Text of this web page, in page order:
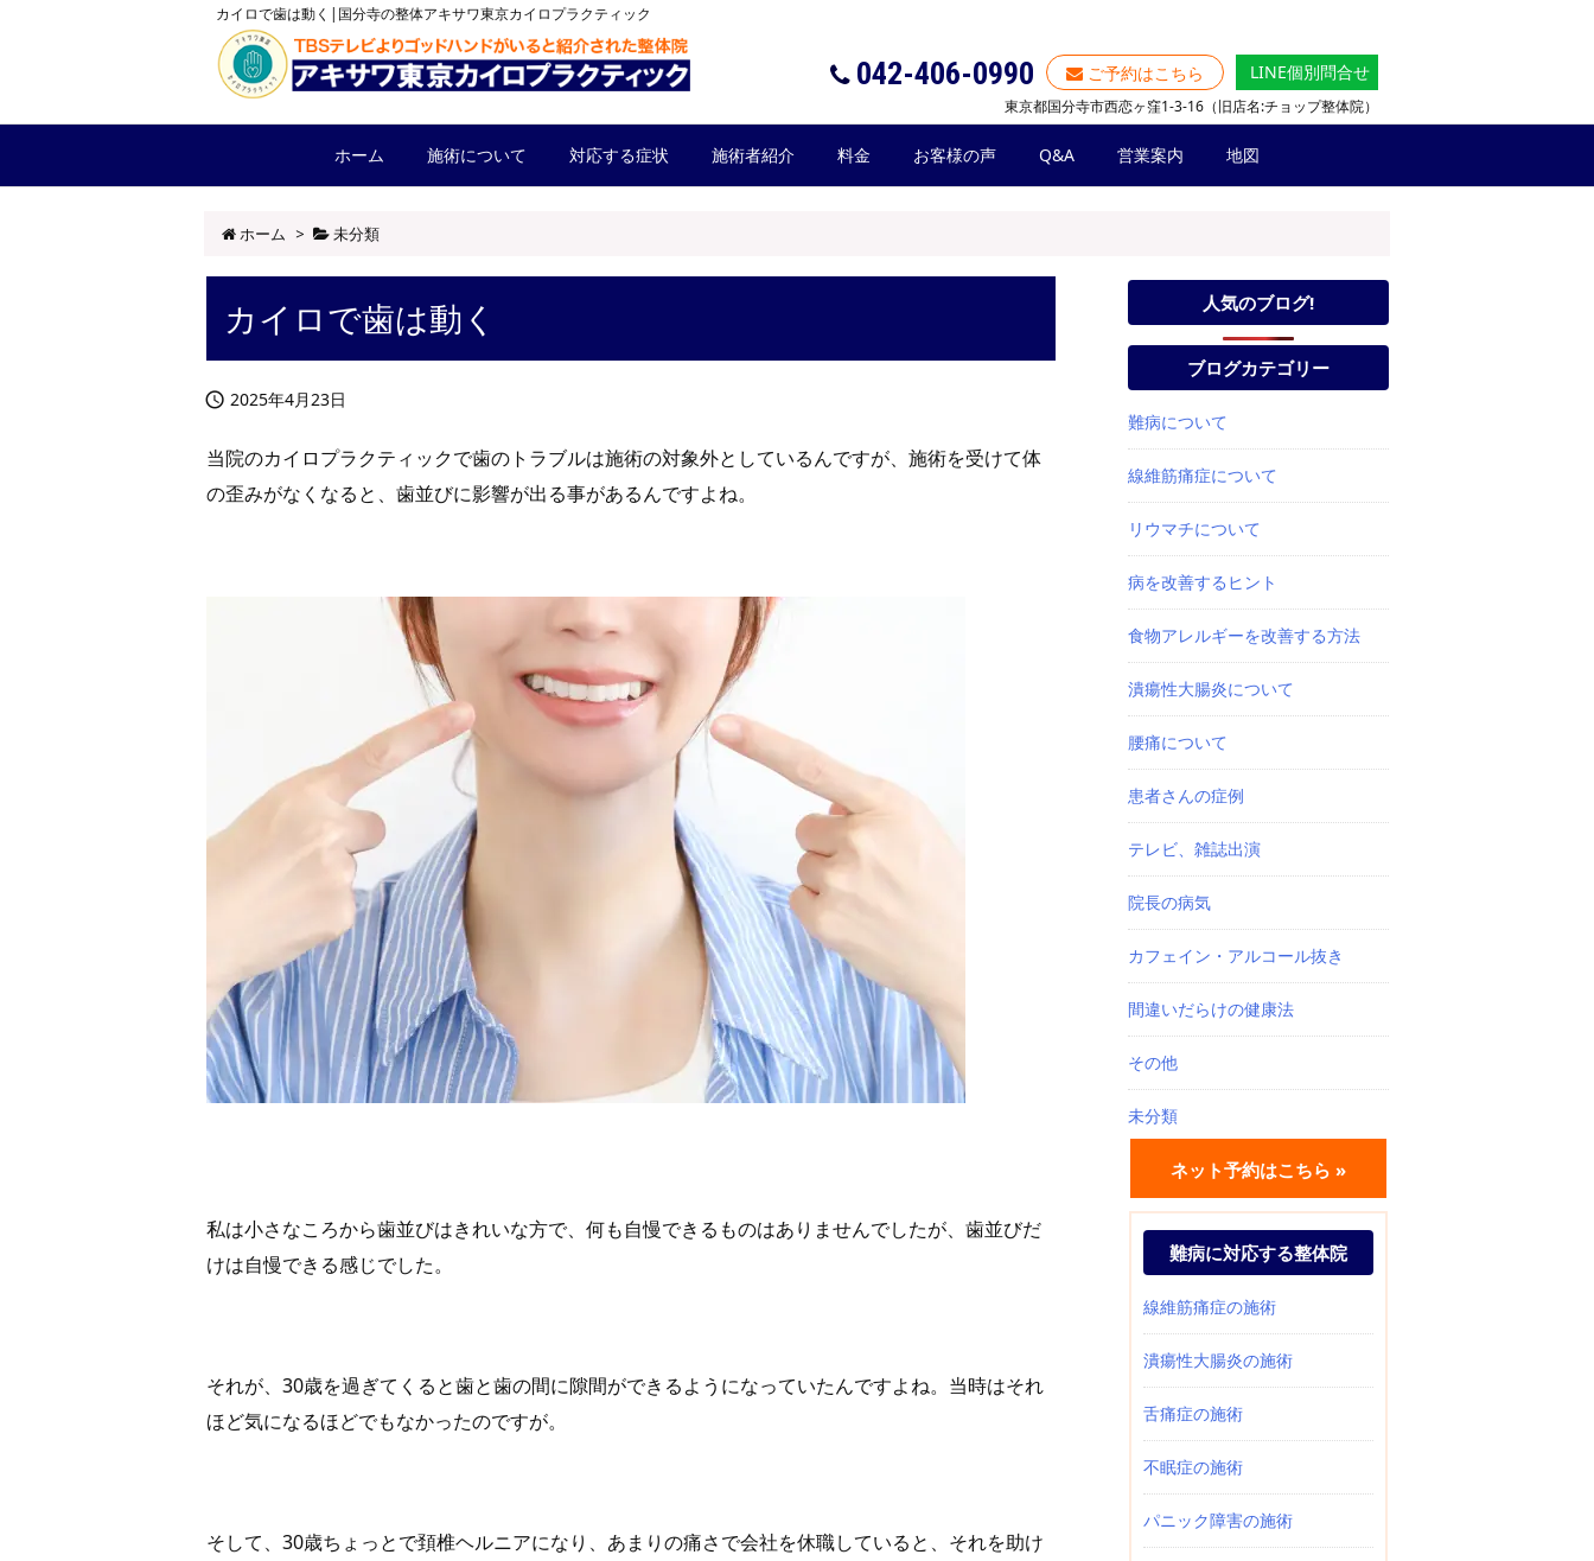
カイロで歯は動く|国分寺の整体アキサワ東京カイロプラクティック
042-406-0990 ご予約はこちら LINE個別問合せ
東京都国分寺市西恋ヶ窪1-3-16（旧店名:チョップ整体院）
ホーム 施術について 対応する症状 施術者紹介 料金 お客様の声 Q&A 営業案内 地図
ホーム > 未分類
カイロで歯は動く
 2025年4月23日
当院のカイロプラクティックで歯のトラブルは施術の対象外としているんですが、施術を受けて体
の歪みがなくなると、歯並びに影響が出る事があるんですよね。
私は小さなころから歯並びはきれいな方で、何も自慢できるものはありませんでしたが、歯並びだ
けは自慢できる感じでした。
それが、30歳を過ぎてくると歯と歯の間に隙間ができるようになっていたんですよね。当時はそれ
ほど気になるほどでもなかったのですが。
そして、30歳ちょっとで頚椎ヘルニアになり、あまりの痛さで会社を休職していると、それを助け
人気のブログ!
ブログカテゴリー
難病について
線維筋痛症について
リウマチについて
病を改善するヒント
食物アレルギーを改善する方法
潰瘍性大腸炎について
腰痛について
患者さんの症例
テレビ、雑誌出演
院長の病気
カフェイン・アルコール抜き
間違いだらけの健康法
その他
未分類
ネット予約はこちら »
難病に対応する整体院
線維筋痛症の施術
潰瘍性大腸炎の施術
舌痛症の施術
不眠症の施術
パニック障害の施術